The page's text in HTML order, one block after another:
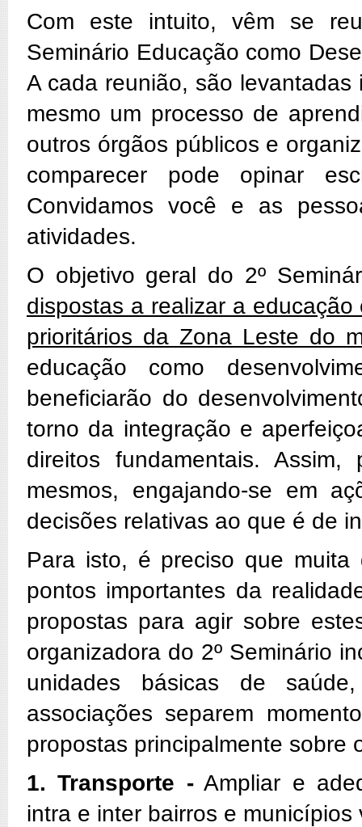
Com este intuito, vêm se
Seminário Educação como
A cada reunião, são
mesmo um processo de
outros órgãos públicos e
comparecer pode opinar
Convidamos você e as
atividades.
O objetivo geral do 2º
dispostas a realizar a
prioritários da Zona Leste do
educação como
beneficiarão do
torno da integração e
direitos fundamentais.
mesmos, engajando-se em
decisões relativas ao que é de
Para isto, é preciso que
pontos importantes da
propostas para agir sobre
organizadora do 2º Seminário
unidades básicas de
associações separem
propostas principalmente sobre
1. Transporte -Ampliar e
intra e inter bairros e municípios